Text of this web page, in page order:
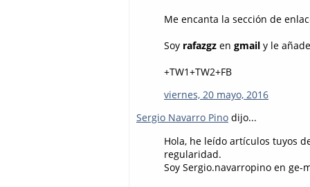
Me encanta la sección de
Soy rafazgz en gmail y le
+TW1+TW2+FB
viernes, 20 mayo, 2016
Sergio Navarro Pino dijo...
Hola, he leído artículos tuyos
regularidad.
Soy Sergio.navarropino en